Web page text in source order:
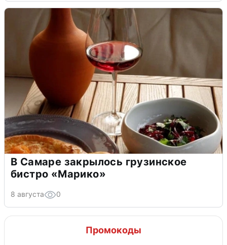
В Самаре закрылось грузинское
бистро «Марико»
8 августа 0
Промокоды